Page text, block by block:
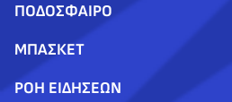
ΠΟΔΟΣΦΑΙΡΟ
ΜΠΑΣΚΕΤ
ΡΟΗ ΕΙΔΗΣΕΩΝ